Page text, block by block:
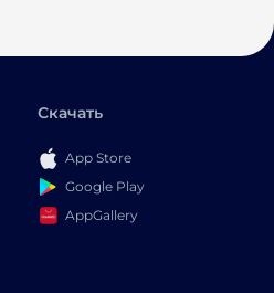
Скачать
App Store
Google Play
AppGallery